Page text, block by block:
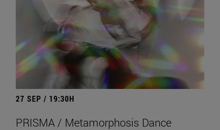
27 SEP / 19:30H
PRISMA / Metamorphosis Dance